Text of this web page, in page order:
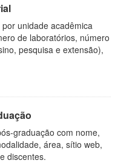
unidade acadêmica
de laboratórios, número
pesquisa e extensão),
graduação com nome,
área, sítio web,
discentes.